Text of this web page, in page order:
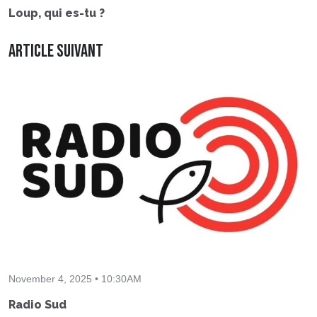
Loup, qui es-tu ?
Article suivant
November 4, 2025 • 10:30AM
Radio Sud